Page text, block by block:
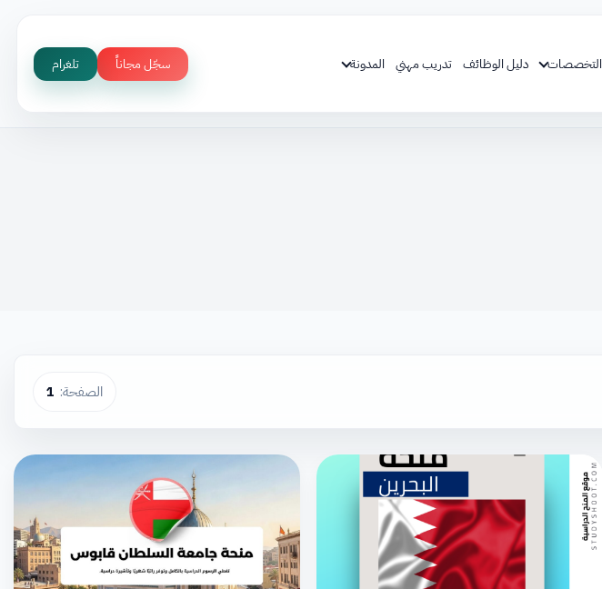
التخصصات دليل الوظائف تدريب مهني المدونة سجّل مجاناً تلغرام
الصفحة: 1